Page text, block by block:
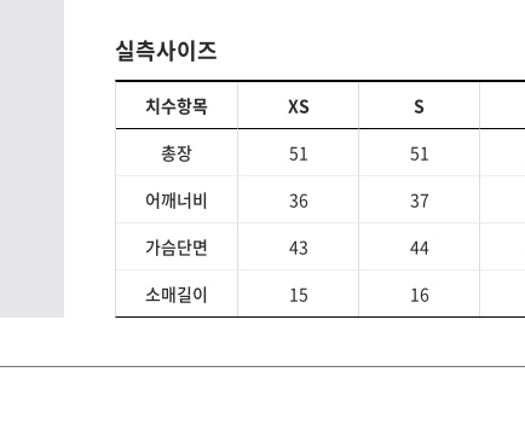
실측사이즈
치수항목 XS S
총장
51 51
어깨너비
36 37
가슴단면
43 44
소매길이
15 16